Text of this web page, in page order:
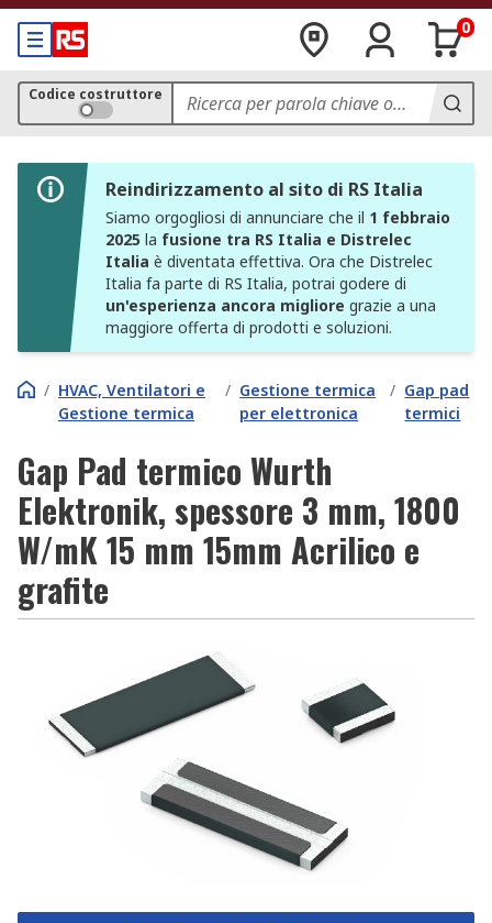
0
Codice costruttore
Reindirizzamento al sito di RS Italia
Siamo orgogliosi di annunciare che il 1 febbraio
2025 la fusione tra RS Italia e Distrelec
Italia è diventata effettiva. Ora che Distrelec
Italia fa parte di RS Italia, potrai godere di
un'esperienza ancora migliore grazie a una
maggiore offerta di prodotti e soluzioni.
/ HVAC, Ventilatori e
Gestione termica
/ Gestione termica
per elettronica
/ Gap pad
termici
Gap Pad termico Wurth
Elektronik, spessore 3 mm, 1800
W/mK 15 mm 15mm Acrilico e
grafite